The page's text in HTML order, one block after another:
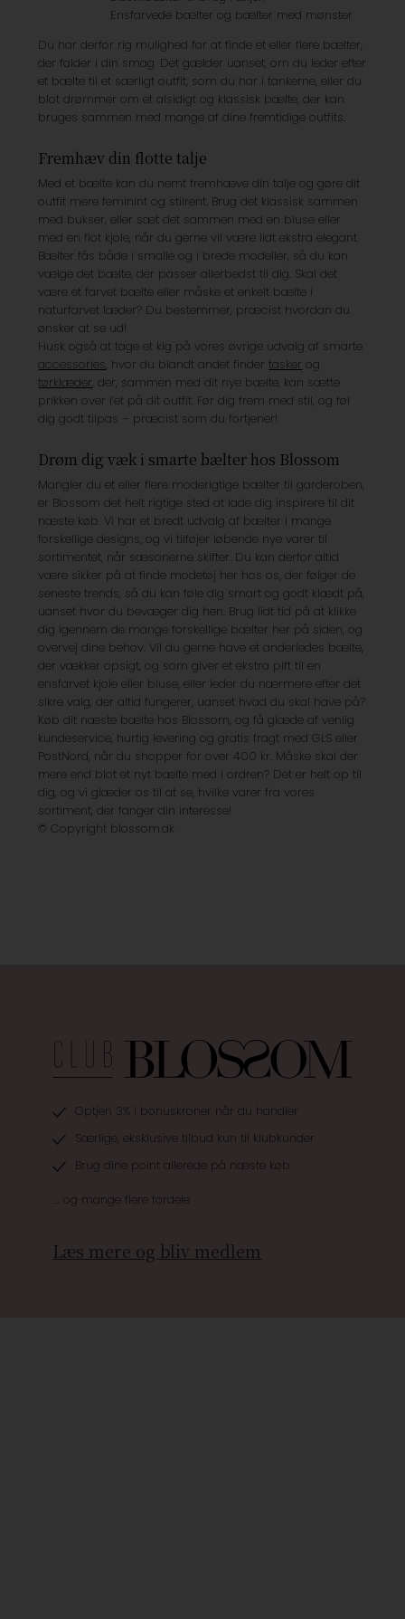
Ensfarvede bælter og bælter med mønster
Du har derfor rig mulighed for at finde et eller flere bælter,
der falder i din smag. Det gælder uanset, om du leder efter
et bælte til et særligt outfit, som du har i tankerne, eller du
blot drømmer om et alsidigt og klassisk bælte, der kan
bruges sammen med mange af dine fremtidige outfits.
Fremhæv din flotte talje
Med et bælte kan du nemt fremhæve din talje og gøre dit
outfit mere feminint og stilrent. Brug det klassisk sammen
med bukser, eller sæt det sammen med en bluse eller
med en flot kjole, når du gerne vil være lidt ekstra elegant.
Bælter fås både i smalle og i brede modeller, så du kan
vælge det bælte, der passer allerbedst til dig. Skal det
være et farvet bælte eller måske et enkelt bælte i
naturfarvet læder? Du bestemmer, præcist hvordan du
ønsker at se ud!
Husk også at tage et kig på vores øvrige udvalg af smarte
accessories, hvor du blandt andet finder tasker og
tørklæder, der, sammen med dit nye bælte, kan sætte
prikken over i’et på dit outfit. Før dig frem med stil, og føl
dig godt tilpas – præcist som du fortjener!
Drøm dig væk i smarte bælter hos Blossom
Mangler du et eller flere moderigtige bælter til garderoben,
er Blossom det helt rigtige sted at lade dig inspirere til dit
næste køb. Vi har et bredt udvalg af bælter i mange
forskellige designs, og vi tilføjer løbende nye varer til
sortimentet, når sæsonerne skifter. Du kan derfor altid
være sikker på at finde modetøj her hos os, der følger de
seneste trends, så du kan føle dig smart og godt klædt på,
uanset hvor du bevæger dig hen. Brug lidt tid på at klikke
dig igennem de mange forskellige bælter her på siden, og
overvej dine behov. Vil du gerne have et anderledes bælte,
der vækker opsigt, og som giver et ekstra pift til en
ensfarvet kjole eller bluse, eller leder du nærmere efter det
sikre valg, der altid fungerer, uanset hvad du skal have på?
Køb dit næste bælte hos Blossom, og få glæde af venlig
kundeservice, hurtig levering og gratis fragt med GLS eller
PostNord, når du shopper for over 400 kr. Måske skal der
mere end blot et nyt bælte med i ordren? Det er helt op til
dig, og vi glæder os til at se, hvilke varer fra vores
sortiment, der fanger din interesse!
© Copyright blossom.dk
Optjen 3% i bonuskroner når du handler
Særlige, eksklusive tilbud kun til klubkunder
Brug dine point allerede på næste køb
.... og mange flere fordele
Læs mere og bliv medlem